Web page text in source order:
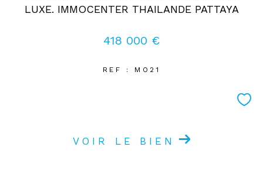
LUXE. IMMOCENTER THAILANDE PATTAYA
418 000 €
REF : MO21
VOIR LE BIEN